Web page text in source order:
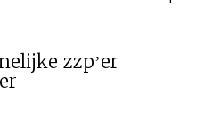
zzp’er